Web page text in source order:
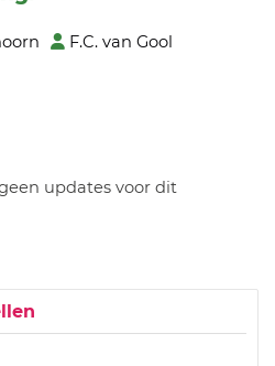
F.C. van Gool
updates voor dit